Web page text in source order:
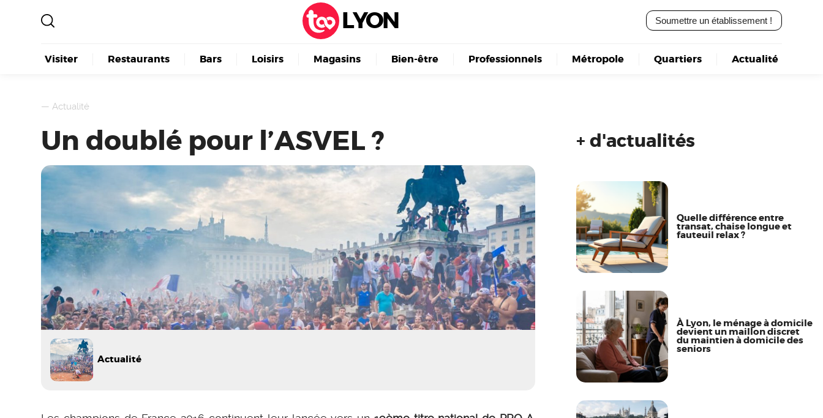
LYON Soumettre un établissement !
Visiter Restaurants Bars Loisirs Magasins Bien-être Professionnels Métropole Quartiers Actualité
—Actualité
Un doublé pour l’ASVEL ?
Actualité
+ d'actualités
Quelle différence entre
transat, chaise longue et
fauteuil relax ?
À Lyon, le ménage à domicile
devient un maillon discret
du maintien à domicile des
seniors